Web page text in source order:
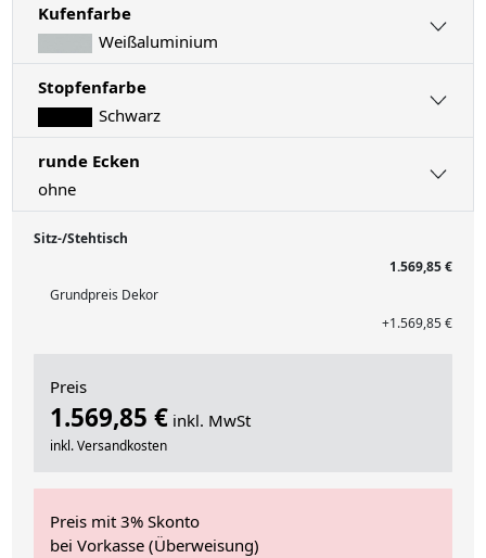
Kufenfarbe
Weißaluminium
Stopfenfarbe
Schwarz
runde Ecken
ohne
Sitz-/Stehtisch
1.569,85 €
Grundpreis Dekor
+1.569,85 €
Preis
1.569,85 € inkl. MwSt
inkl. Versandkosten
Preis mit 3% Skonto
bei Vorkasse (Überweisung)